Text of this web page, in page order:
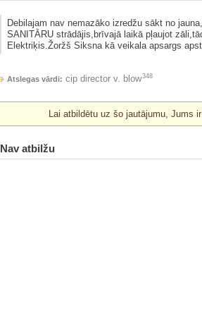
Debilajam nav nemazāko izredžu sākt no
SANITĀRU strādājis,brīvajā laikā pļaujot
Elektriķis.Žoržš Siksna kā veikala apsargs
Atslegas vārdi: cip director v. blow348
Lai atbildētu uz šo jautājumu, Jums
Nav atbilžu